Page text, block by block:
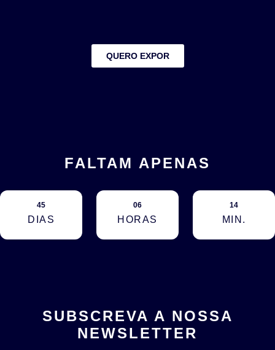
QUERO EXPOR
FALTAM APENAS
45
DIAS
06
HORAS
14
MIN.
SUBSCREVA A NOSSA
NEWSLETTER